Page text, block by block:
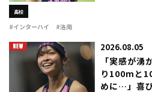
高校
#インターハイ #洛南
2026.08.05
「実感が湧
り100mと
めに…」喜